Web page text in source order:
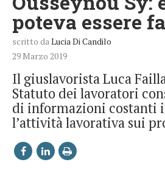
poteva essere
scritto da Lucia Di Candilo
29 Marzo 2019
Il giuslavorista Luca
Statuto dei lavoratori
di informazioni costanti
l’attività lavorativa sui